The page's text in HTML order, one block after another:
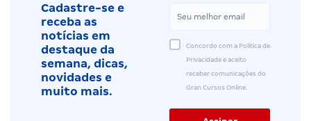
Cadastre-se e
receba as
notícias em
destaque da
semana, dicas,
novidades e
muito mais.
Concordo com a Política de
Privacidade e aceito
receber comunicações do
Gran Cursos Online.